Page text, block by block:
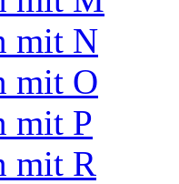
mit N
mit O
mit P
mit R